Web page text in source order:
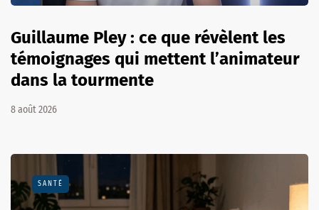
Guillaume Pley : ce que révèlent les
témoignages qui mettent l’animateur
dans la tourmente
8 août 2026
SANTÉ